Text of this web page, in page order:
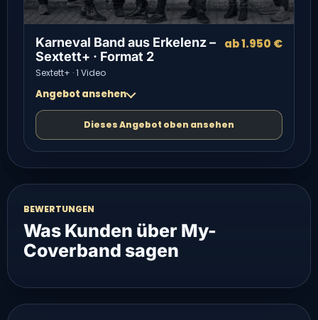
Karneval Band aus Erkelenz –
Sextett+ · Format 2
Sextett+ · 1 Video
ab 1.950 €
Angebot ansehen
Dieses Angebot oben ansehen
BEWERTUNGEN
Was Kunden über My-
Coverband sagen